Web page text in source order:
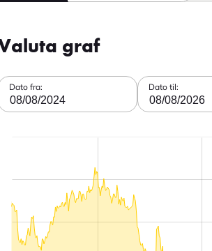
graf
Dato fra:
08/08/2024
Dato til:
08/08/2026